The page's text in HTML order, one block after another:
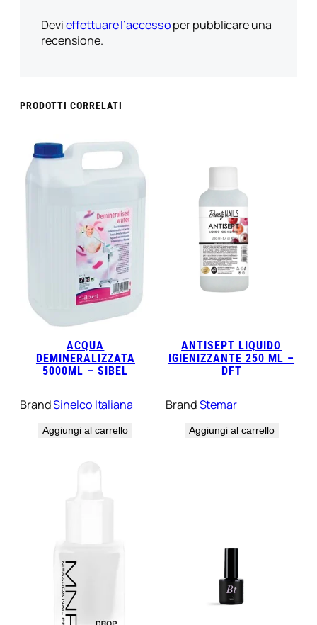
Devieffettuare l’accessoper pubblicare una
recensione.
PRODOTTI CORRELATI
ACQUA
DEMINERALIZZATA
5000ML – SIBEL
BrandSinelco Italiana
Aggiungi al carrello
ANTISEPT LIQUIDO
IGIENIZZANTE 250 ML –
DFT
BrandStemar
Aggiungi al carrello